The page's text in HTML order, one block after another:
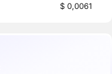
$ 0,0061